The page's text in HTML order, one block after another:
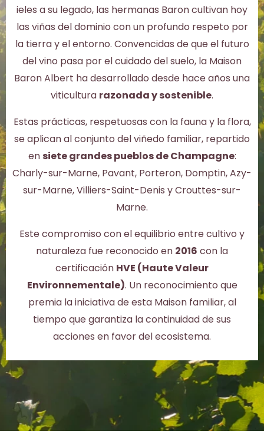
ieles a su legado, las hermanas Baron cultivan hoy
las viñas del dominio con un profundo respeto por
la tierra y el entorno. Convencidas de que el futuro
del vino pasa por el cuidado del suelo, la Maison
Baron Albert ha desarrollado desde hace años una
viticultura razonada y sostenible.
Estas prácticas, respetuosas con la fauna y la flora,
se aplican al conjunto del viñedo familiar, repartido
en siete grandes pueblos de Champagne:
Charly-sur-Marne, Pavant, Porteron, Domptin, Azy-
sur-Marne, Villiers-Saint-Denis y Crouttes-sur-
Marne.
Este compromiso con el equilibrio entre cultivo y
naturaleza fue reconocido en 2016 con la
certificación HVE (Haute Valeur
Environnementale). Un reconocimiento que
premia la iniciativa de esta Maison familiar, al
tiempo que garantiza la continuidad de sus
acciones en favor del ecosistema.